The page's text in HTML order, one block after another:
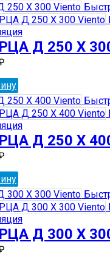
Д 250 Х
Д 250 Х
Д 300 Х